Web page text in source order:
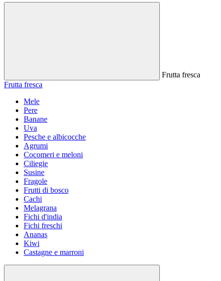
Frutta fresca
Frutta fresca
Mele
Pere
Banane
Uva
Pesche e albicocche
Agrumi
Cocomeri e meloni
Ciliegie
Susine
Fragole
Frutti di bosco
Cachi
Melagrana
Fichi d'india
Fichi freschi
Ananas
Kiwi
Castagne e marroni